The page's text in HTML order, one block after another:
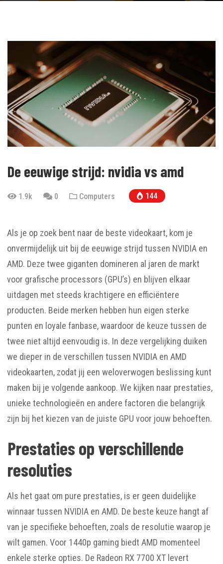
De eeuwige strijd: nvidia vs amd
1.9k 0 Computers 144
Als je op zoek bent naar de beste videokaart, kom je
onvermijdelijk uit bij de eeuwige strijd tussen NVIDIA en
AMD. Deze twee giganten domineren al jaren de markt
voor grafische processors (GPU’s) en blijven elkaar
uitdagen met steeds krachtigere en efficiëntere
producten. Beide merken hebben hun eigen sterke
punten en loyale fanbase, waardoor de keuze tussen de
twee niet altijd eenvoudig is. In deze vergelijking duiken
we dieper in de verschillen tussen NVIDIA en AMD
videokaarten, zodat jij een weloverwogen beslissing kunt
maken bij je volgende aankoop. We kijken naar prestaties,
unieke technologieën en andere factoren die belangrijk
zijn bij het kiezen van de juiste GPU voor jouw behoeften.
Prestaties op verschillende
resoluties
Als het gaat om pure prestaties, is er geen duidelijke
winnaar tussen NVIDIA en AMD. De beste keuze hangt af
van je specifieke behoeften, zoals de resolutie waarop je
wilt gamen. Voor 1440p gaming biedt AMD momenteel
enkele sterke opties. De Radeon RX 7700 XT levert